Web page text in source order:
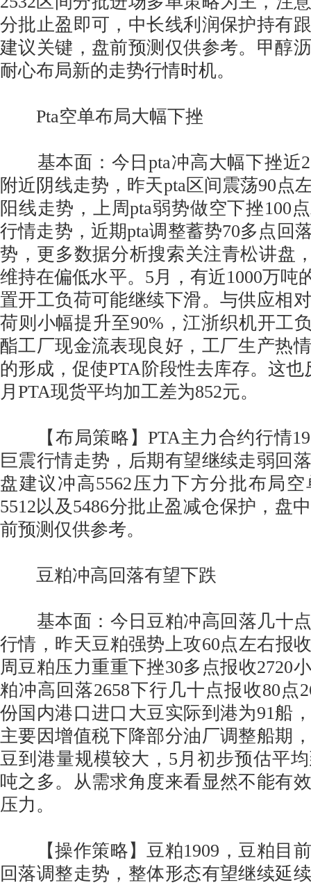
分批止盈即可，中长线利润保护持有
建议关键，盘前预测仅供参考。甲醇
耐心布局新的走势行情时机。
Pta空单布局大幅下挫
基本面：今日pta冲高大幅下挫近
附近阴线走势，昨天pta区间震荡90点
阳线走势，上周pta弱势做空下挫100
行情走势，近期pta调整蓄势70多点回
势，更多数据分析搜索关注青松讲盘
维持在偏低水平。5月，有近1000万吨
置开工负荷可能继续下滑。与供应相
荷则小幅提升至90%，江浙织机开工
酯工厂现金流表现良好，工厂生产热
的形成，促使PTA阶段性去库存。这
月PTA现货平均加工差为852元。
【布局策略】PTA主力合约行情
巨震行情走势，后期有望继续走弱回
盘建议冲高5562压力下方分批布局
5512以及5486分批止盈减仓保护，盘
前预测仅供参考。
豆粕冲高回落有望下跌
基本面：今日豆粕冲高回落几十点
行情，昨天豆粕强势上攻60点左右报
周豆粕压力重重下挫30多点报收2720
粕冲高回落2658下行几十点报收80点
份国内港口进口大豆实际到港为91船
主要因增值税下降部分油厂调整船期
豆到港量规模较大，5月初步预估平
吨之多。从需求角度来看显然不能有
压力。
【操作策略】豆粕1909，豆粕目
回落调整走势，整体形态有望继续延